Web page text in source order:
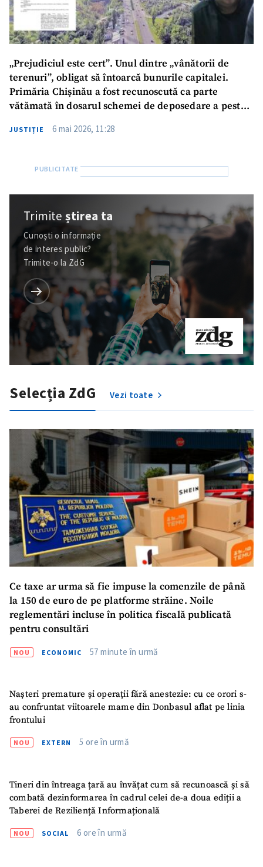
„Prejudiciul este cert”. Unul dintre „vânătorii de
terenuri”, obligat să întoarcă bunurile capitalei.
Primăria Chișinău a fost recunoscută ca parte
vătămată în dosarul schemei de deposedare a peste
JUSTIȚIE 6 mai 2026, 11:28
Trimiteștirea ta
Cunoști o informație
de interes public?
Trimite-o la ZdG
Selecția ZdG Vezi toate
Ce taxe ar urma să fie impuse la comenzile de până
la 150 de euro de pe platforme străine. Noile
reglementări incluse în politica fiscală publicată
pentru consultări
NOU ECONOMIC 57 minute în urmă
Nașteri premature și operații fără anestezie: cu ce orori s-
au confruntat viitoarele mame din Donbasul aflat pe linia
frontului
NOU EXTERN 5 ore în urmă
Tineri din întreaga țară au învățat cum să recunoască și să
combată dezinformarea în cadrul celei de-a doua ediții a
Taberei de Reziliență Informațională
NOU SOCIAL 6 ore în urmă